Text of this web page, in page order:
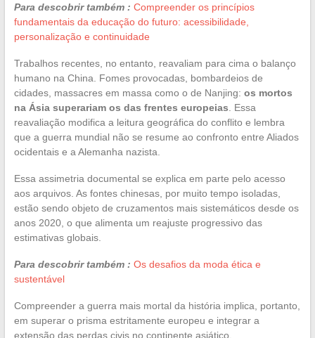
Para descobrir também : Compreender os princípios
fundamentais da educação do futuro: acessibilidade,
personalização e continuidade
Trabalhos recentes, no entanto, reavaliam para cima o balanço
humano na China. Fomes provocadas, bombardeios de
cidades, massacres em massa como o de Nanjing: os mortos
na Ásia superariam os das frentes europeias . Essa
reavaliação modifica a leitura geográfica do conflito e lembra
que a guerra mundial não se resume ao confronto entre Aliados
ocidentais e a Alemanha nazista.
Essa assimetria documental se explica em parte pelo acesso
aos arquivos. As fontes chinesas, por muito tempo isoladas,
estão sendo objeto de cruzamentos mais sistemáticos desde os
anos 2020, o que alimenta um reajuste progressivo das
estimativas globais.
Para descobrir também : Os desafios da moda ética e
sustentável
Compreender a guerra mais mortal da história implica, portanto,
em superar o prisma estritamente europeu e integrar a
extensão das perdas civis no continente asiático.